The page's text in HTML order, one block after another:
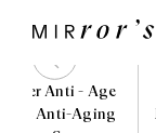
Anti - Age
The Anti-Aging